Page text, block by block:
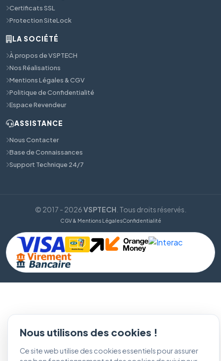
Certificats SSL
Protection SiteLock
LA SOCIÉTÉ
À propos de VSPTECH
Nos Réalisations
Mentions Légales & CGV
Politique de Confidentialité
Espace Revendeur
ASSISTANCE
Nous Contacter
Base de Connaissances
Support Technique 24/7
© 2017 - 2026VSPTECH . Tous droits réservés.
CGV & Mentions LégalesConfidentialité
Nous utilisons des cookies !
Ce site web utilise des cookies essentiels pour assurer